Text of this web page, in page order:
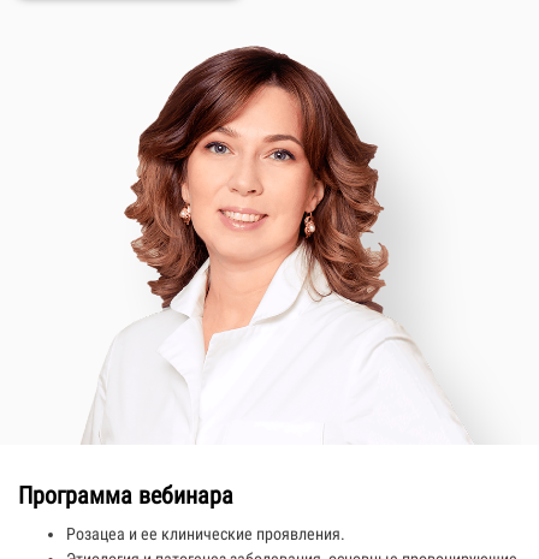
Программа вебинара
Розацеа и ее клинические проявления.